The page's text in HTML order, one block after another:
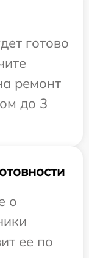
готово
ремонт
до 3
о
ее по